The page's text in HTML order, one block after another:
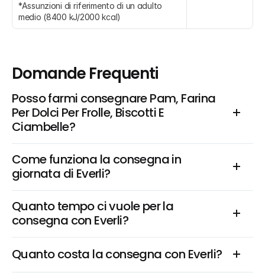
*Assunzioni di riferimento di un adulto
medio (8400 kJ/2000 kcal)
Domande Frequenti
Posso farmi consegnare Pam, Farina
Per Dolci Per Frolle, Biscotti E
Ciambelle?
Come funziona la consegna in
giornata di Everli?
Quanto tempo ci vuole per la
consegna con Everli?
Quanto costa la consegna con Everli?